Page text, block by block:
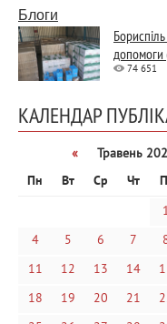
Блоги
допомоги
74 651
КАЛЕНДАР
« Травень
Пн
Вт Ср Чт
4
5 6 7
11
12 13 14
18
19 20 21